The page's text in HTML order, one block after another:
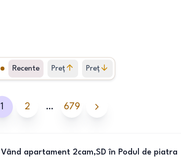
Recente Preț
crescător
Preț
descrescător
1 2 … 679
Vând apartament 2cam,SD în Podul de piatra